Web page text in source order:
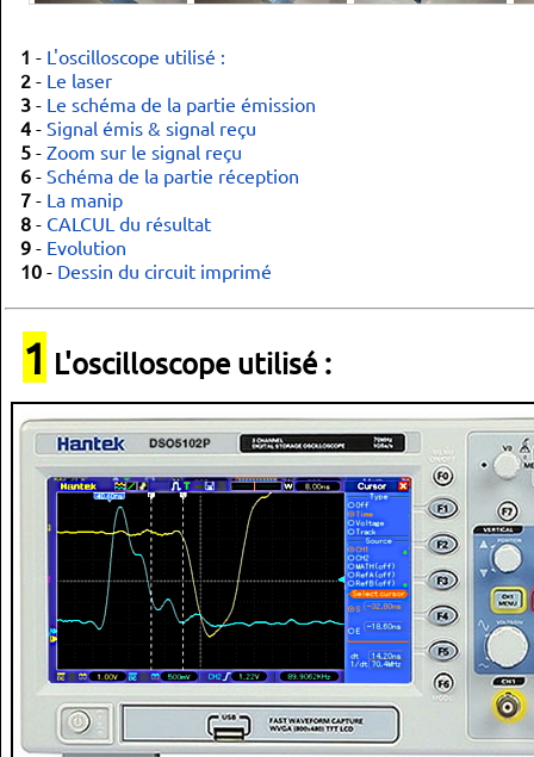
1 - L'oscilloscope utilisé :
2 - Le laser
3 - Le schéma de la partie émission
4 - Signal émis & signal reçu
5 - Zoom sur le signal reçu
6 - Schéma de la partie réception
7 - La manip
8 - CALCUL du résultat
9 - Evolution
10 - Dessin du circuit imprimé
1 L'oscilloscope utilisé :